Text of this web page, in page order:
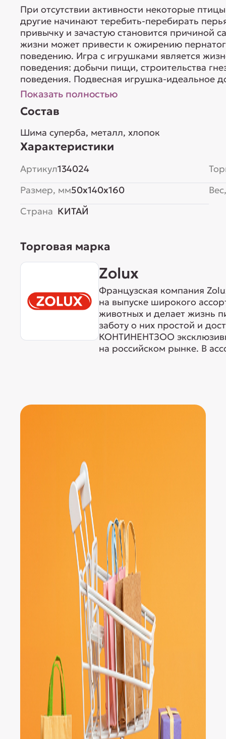
При отсутствии активности некоторые
другие начинают теребить-перебирать
привычку и зачастую становится причиной
жизни может привести к ожирению
поведению. Игра с игрушками является
поведения: добычи пищи, строительства
поведения. Подвесная игрушка-идеальное
Показать полностью
Состав
Шима суперба, металл, хлопок
Характеристики
Артикул134024
Размер, мм50x140x160
Страна КИТАЙ
Торговая марка
Zolux
Французская компания
на выпуске широкого
животных и делает жизнь
заботу о них простой и
КОНТИНЕНТЗОО
на российском рынке. В